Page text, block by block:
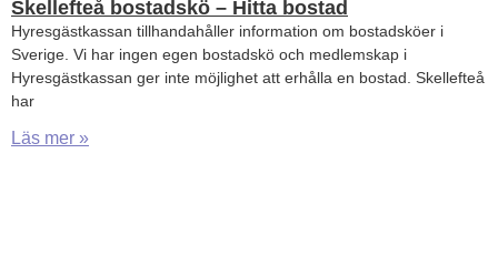
Skellefteå bostadskö – Hitta bostad
Hyresgästkassan tillhandahåller information om bostadsköer i
Sverige. Vi har ingen egen bostadskö och medlemskap i
Hyresgästkassan ger inte möjlighet att erhålla en bostad. Skellefteå
har
Läs mer »